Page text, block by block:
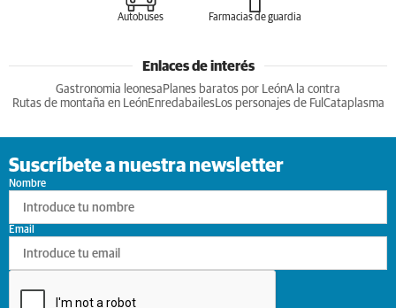
Autobuses Farmacias de guardia
Enlaces de interés
Gastronomia leonesa Planes baratos por LeónA la contra
Rutas de montaña en LeónEnredabailesLos personajes de Ful Cataplasma
Suscríbete a nuestra newsletter
Nombre
Email